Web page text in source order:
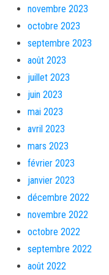
novembre 2023
octobre 2023
septembre 2023
août 2023
juillet 2023
juin 2023
mai 2023
avril 2023
mars 2023
février 2023
janvier 2023
décembre 2022
novembre 2022
octobre 2022
septembre 2022
août 2022